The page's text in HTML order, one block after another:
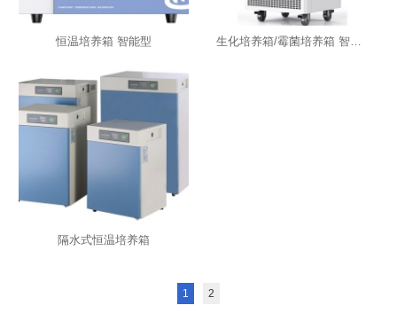
恒温培养箱 智能型 生化培养箱/霉菌培养箱 智能型
隔水式恒温培养箱
1 2